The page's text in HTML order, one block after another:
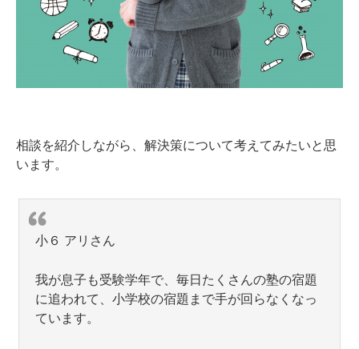
相談を紹介しながら、解決策について考えてみたいと思
います。
小６ アリさん
我が息子も受験学年で、毎日たくさんの塾の宿題
に追われて、小学校の宿題まで手が回らなくなっ
ています。